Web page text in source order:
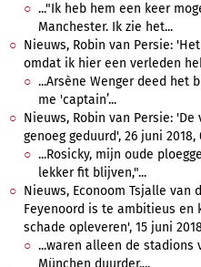
..."Ik heb hem een keer
Manchester. Ik zie het...
Nieuws, Robin van Persie:
omdat ik hier een verleden
...Arsène Wenger deed het
me 'captain’...
Nieuws, Robin van Persie:
genoeg geduurd', 26 juni 2018,
...Rosicky, mijn oude
lekker fit blijven,"...
Nieuws, Econoom Tsjalle van
Feyenoord is te ambitieus en
schade opleveren', 15 juni
...waren alleen de stadions
München duurder....